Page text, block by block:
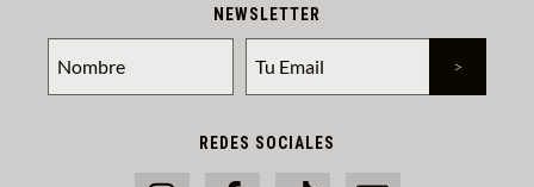
NEWSLETTER
REDES SOCIALES